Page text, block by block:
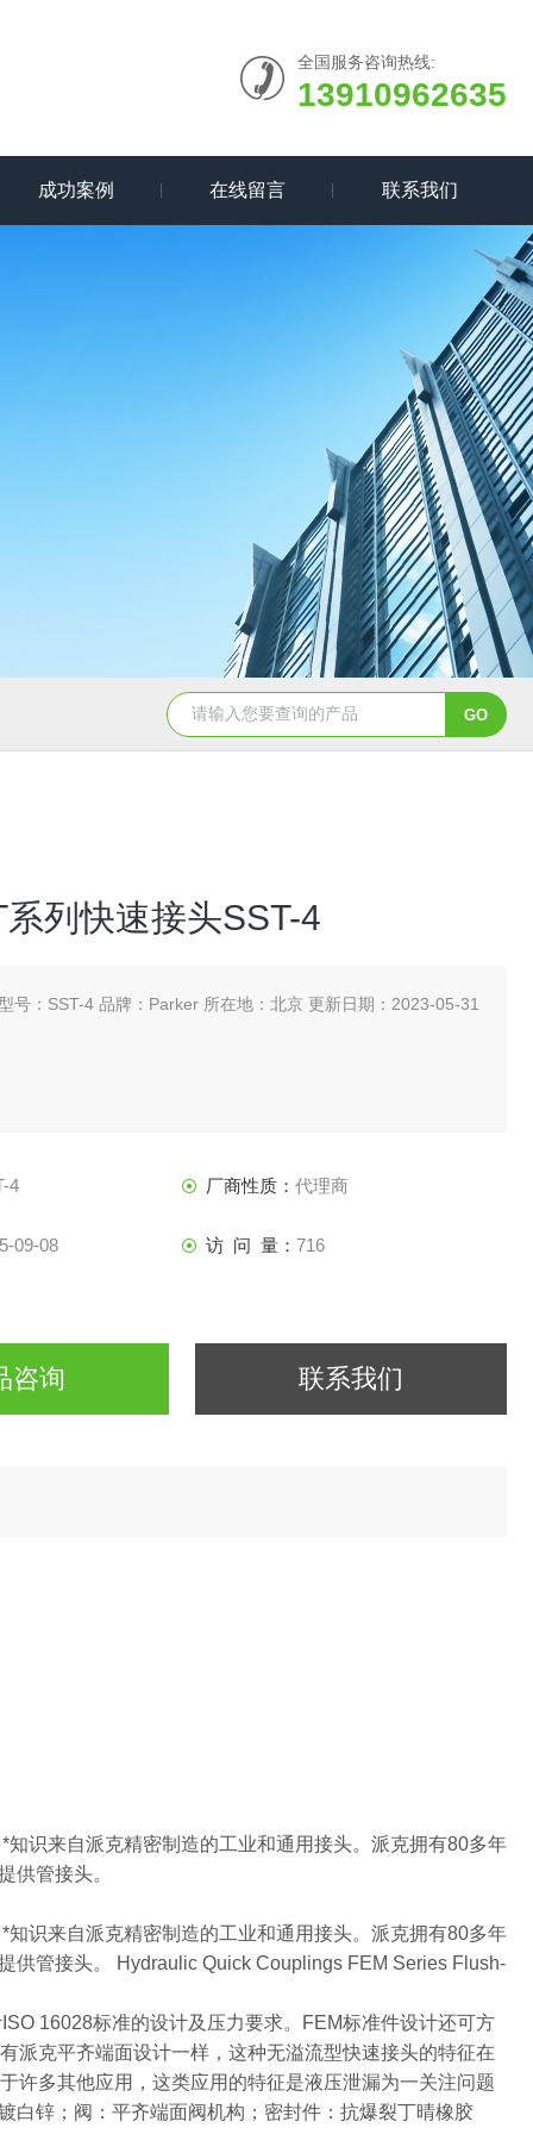
全国服务咨询热线:
13910962635
成功案例 在线留言 联系我们
5347信德迈代理Parker 45度绝缘防水接头 5353信
列快速接头SST-4
号：SST-4 品牌：Parker 所在地：北京 更新日期：2023-05-31
4 厂商性质： 代理商
09-08 访 问 量： 716
咨询 联系我们
识来自派克精密制造的工业和通用接头。派克拥有80多年
供管接头。
识来自派克精密制造的工业和通用接头。派克拥有80多年
供管接头。 Hydraulic Quick Couplings FEM Series Flush-
16028标准的设计及压力要求。FEM标准件设计还可方
派克平齐端面设计一样，这种无溢流型快速接头的特征在
许多其他应用，这类应用的特征是液压泄漏为一关注问题
白锌；阀：平齐端面阀机构；密封件：抗爆裂丁晴橡胶